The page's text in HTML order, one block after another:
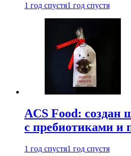
1 год спустя1 год спустя
ACS Food: создан
с пребиотиками и
1 год спустя1 год спустя